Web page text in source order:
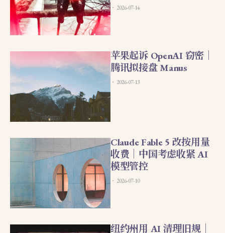
2026-07-14
苹果起诉 OpenAI 窃密｜
腾讯拟接盘 Manus
2026-07-13
Claude Fable 5 改按用量
收费｜中国考虑收紧 AI
模型管控
2026-07-10
纽约州用 AI 清理旧规｜